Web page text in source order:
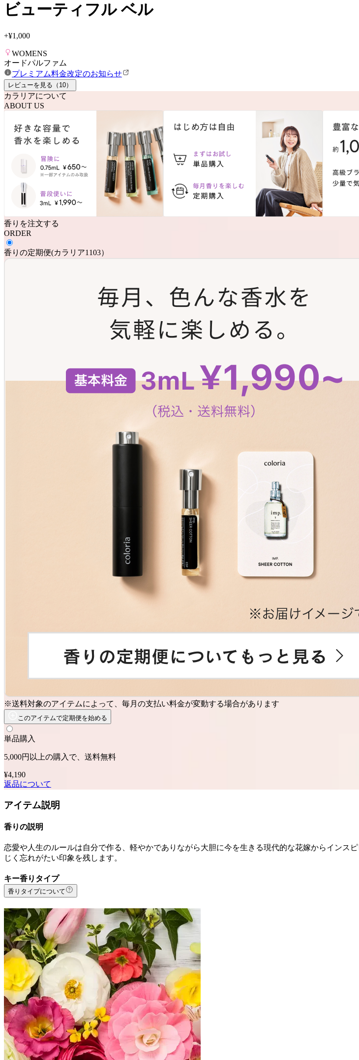
ビューティフル ベル
+¥1,000
WOMENS
オードパルファム
プレミアム料金改定のお知らせ
レビューを見る（ 10）
カラリアについて
ABOUT US
香りを注文する
ORDER
香りの定期便(カラリア1103）
※送料対象のアイテムによって、毎月の支払い料金が変動する場合があります
このアイテムで定期便を始める
単品購入
5,000円以上の購入で、送料無料
¥4,190
返品について
アイテム説明
香りの説明
恋愛や人生のルールは自分で作る、軽やかでありながら大胆に今を生きる現代的な花嫁からインス
じく忘れがたい印象を残します。
キー香りタイプ
香りタイプについて